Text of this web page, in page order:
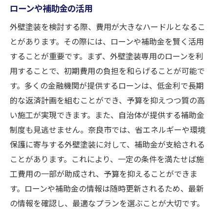
ローンや補助金の活用
外壁塗装を検討する際、費用が大きなハードルとなるこ
とがあります。その際には、ローンや補助金を賢く活用
することが重要です。まず、外壁塗装専用のローンを利
用することで、初期費用の負担を和らげることが可能で
す。多くの金融機関が提供するローンは、低金利で長期
的な返済計画を組むことができ、予算を抑えつつ質の高
い施工が実現できます。また、自治体が提供する補助金
制度も見逃せません。奈良市では、省エネルギーや環境
保護に寄与する外壁塗装に対して、補助金が支給される
ことがあります。これにより、一定の条件を満たせば施
工費用の一部が助成され、予算を抑えることができま
す。ローンや補助金の情報は随時更新されるため、最新
の情報を確認し、最適なプランを選ぶことが大切です。